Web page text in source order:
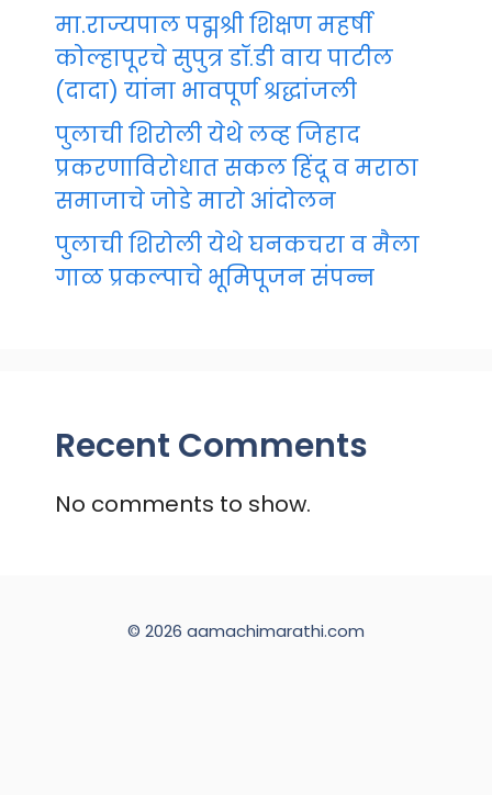
मा.राज्यपाल पद्मश्री शिक्षण महर्षी
कोल्हापूरचे सुपुत्र डॉ.डी वाय पाटील
(दादा) यांना भावपूर्ण श्रद्धांजली
पुलाची शिरोली येथे लव्ह जिहाद
प्रकरणाविरोधात सकल हिंदू व मराठा
समाजाचे जोडे मारो आंदोलन
पुलाची शिरोली येथे घनकचरा व मैला
गाळ प्रकल्पाचे भूमिपूजन संपन्न
Recent Comments
No comments to show.
© 2026 aamachimarathi.com